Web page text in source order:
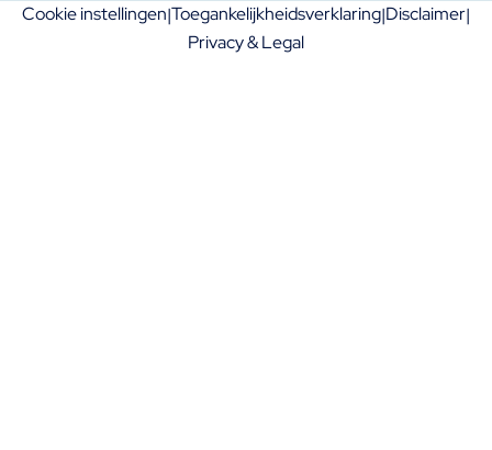
Cookie instellingen|Toegankelijkheidsverklaring|Disclaimer|
Privacy & Legal